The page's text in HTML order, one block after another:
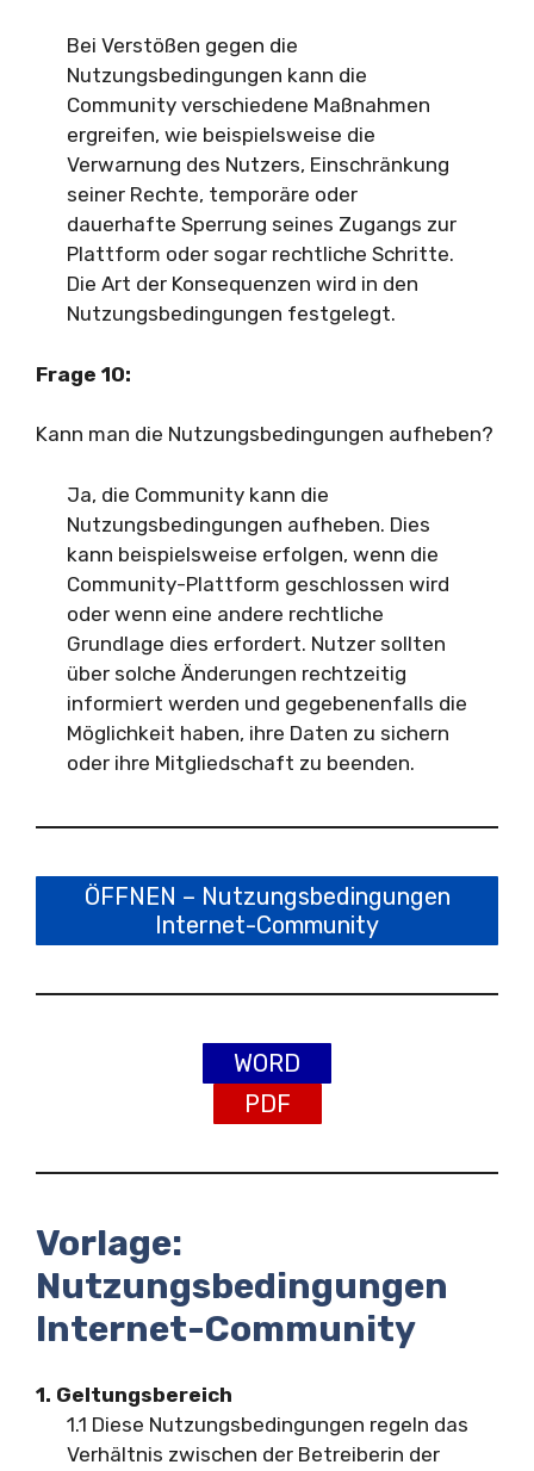
Bei Verstößen gegen die
Nutzungsbedingungen kann die
Community verschiedene Maßnahmen
ergreifen, wie beispielsweise die
Verwarnung des Nutzers, Einschränkung
seiner Rechte, temporäre oder
dauerhafte Sperrung seines Zugangs zur
Plattform oder sogar rechtliche Schritte.
Die Art der Konsequenzen wird in den
Nutzungsbedingungen festgelegt.
Frage 10:
Kann man die Nutzungsbedingungen aufheben?
Ja, die Community kann die
Nutzungsbedingungen aufheben. Dies
kann beispielsweise erfolgen, wenn die
Community-Plattform geschlossen wird
oder wenn eine andere rechtliche
Grundlage dies erfordert. Nutzer sollten
über solche Änderungen rechtzeitig
informiert werden und gegebenenfalls die
Möglichkeit haben, ihre Daten zu sichern
oder ihre Mitgliedschaft zu beenden.
ÖFFNEN – Nutzungsbedingungen
Internet-Community
WORD
PDF
Vorlage:
Nutzungsbedingungen
Internet-Community
1. Geltungsbereich
1.1 Diese Nutzungsbedingungen regeln das
Verhältnis zwischen der Betreiberin der